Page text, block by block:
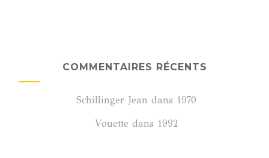
COMMENTAIRES RÉCENTS
Schillinger Jean dans 1970
Vouette dans 1992